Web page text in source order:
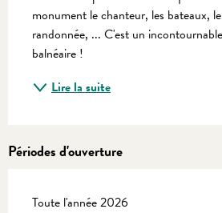
monument le chanteur, les bateaux,
randonnée, ... C'est un
balnéaire !
Lire la suite
Périodes d'ouverture
Toute l'année 2026